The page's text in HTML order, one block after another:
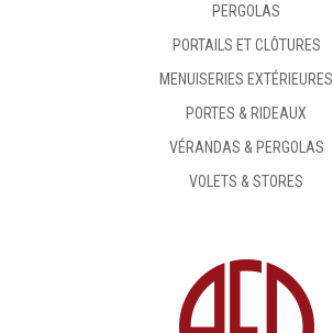
PERGOLAS
PORTAILS ET CLÔTURES
MENUISERIES EXTÉRIEURES
PORTES & RIDEAUX
VÉRANDAS & PERGOLAS
VOLETS & STORES